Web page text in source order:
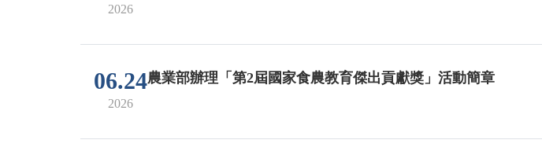
2026
06.24
2026
農業部辦理「第2屆國家食農教育傑出貢獻獎」活動簡章